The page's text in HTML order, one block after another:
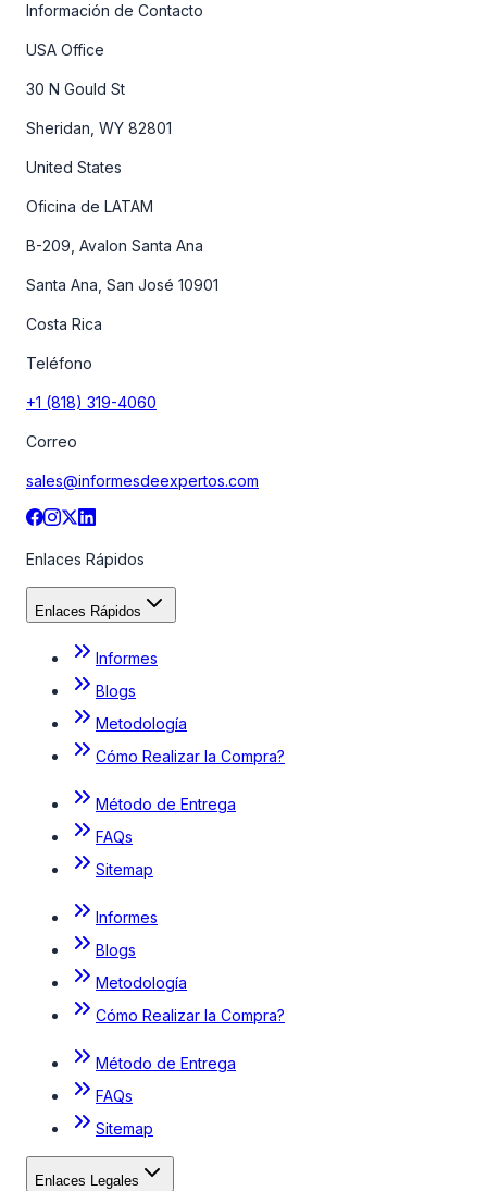
Información de Contacto
USA Office
30 N Gould St
Sheridan, WY 82801
United States
Oficina de LATAM
B-209, Avalon Santa Ana
Santa Ana, San José 10901
Costa Rica
Teléfono
+1 (818) 319-4060
Correo
sales@informesdeexpertos.com
Enlaces Rápidos
Enlaces Rápidos
Informes
Blogs
Metodología
Cómo Realizar la Compra?
Método de Entrega
FAQs
Sitemap
Informes
Blogs
Metodología
Cómo Realizar la Compra?
Método de Entrega
FAQs
Sitemap
Enlaces Legales